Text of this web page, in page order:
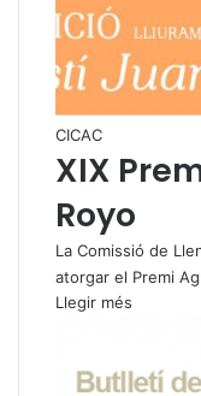
CICAC
XIX
Royo
La Comissió de
atorgar el Premi
Llegir més